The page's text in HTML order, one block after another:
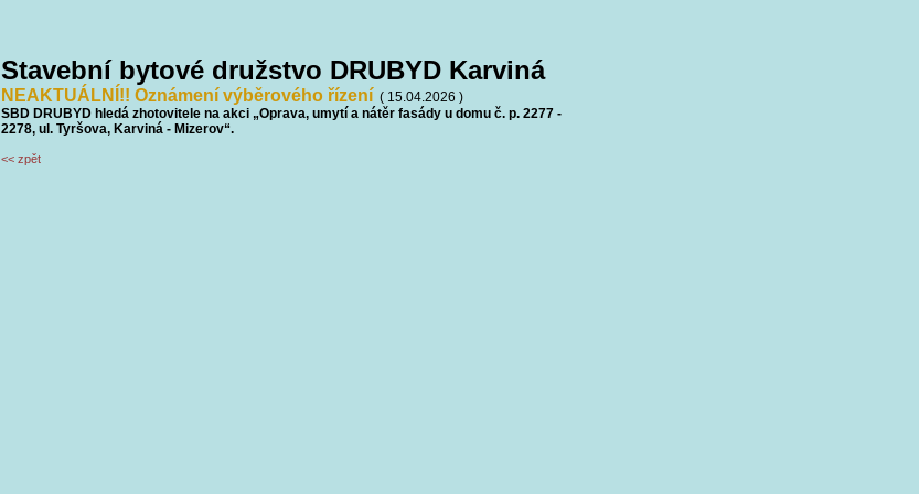
Stavební bytové družstvo DRUBYD Karviná
NEAKTUÁLNÍ!! Oznámení výběrového řízení ( 15.04.2026 )
SBD DRUBYD hledá zhotovitele na akci „Oprava, umytí a nátěr fasády u domu č. p. 2277 -
2278, ul. Tyršova, Karviná - Mizerov“.
<< zpět